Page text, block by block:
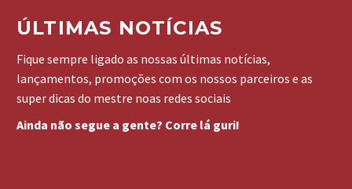
ÚLTIMAS NOTÍCIAS
Fique sempre ligado as nossas últimas notícias,
lançamentos, promoções com os nossos parceiros e as
super dicas do mestre noas redes sociais
Ainda não segue a gente? Corre lá guri!